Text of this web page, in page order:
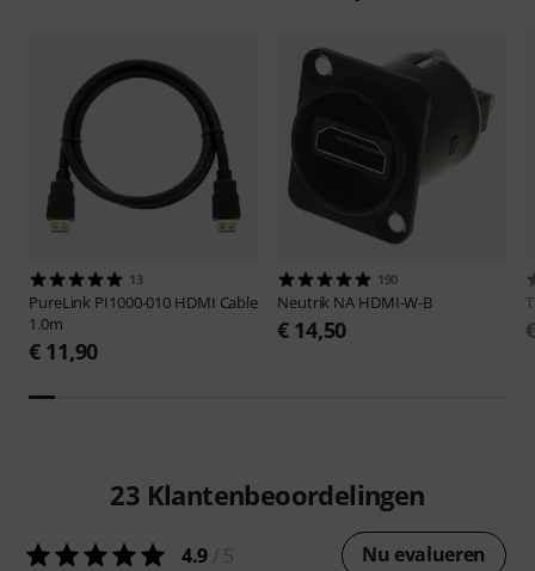
13
PureLink PI1000-010 HDMI Cable
1.0m
€ 11,90
190
Neutrik NA HDMI-W-B
€ 14,50
23 Klantenbeoordelingen
4.9 Nu evalueren